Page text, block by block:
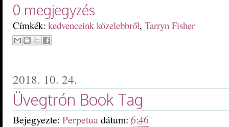
0 megjegyzés
Címkék: kedvenceink közelebbről, Tarryn Fisher
2018. 10. 24.
Üvegtrón Book Tag
Bejegyezte: Perpetuadátum: 6:46